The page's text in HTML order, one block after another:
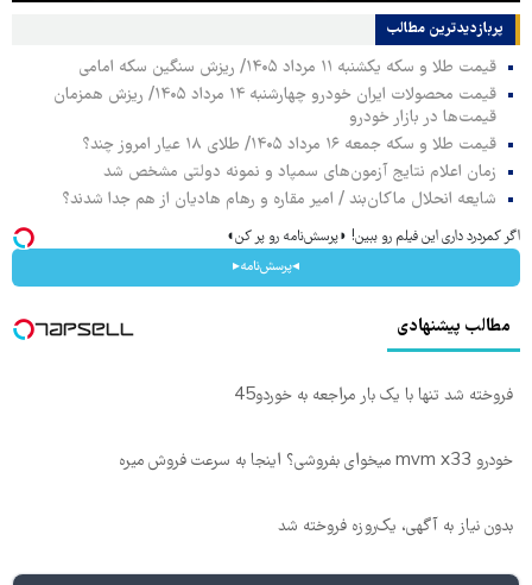
پربازدیدترین‌ مطالب
قیمت طلا و سکه یکشنبه ۱۱ مرداد ۱۴۰۵/ ریزش سنگین سکه امامی
قیمت محصولات ایران خودرو چهارشنبه ۱۴ مرداد ۱۴۰۵/ ریزش همزمان
قیمت‌ها در بازار خودرو
قیمت طلا و سکه جمعه ۱۶ مرداد ۱۴۰۵/ طلای ۱۸ عیار امروز چند؟
زمان اعلام نتایج آزمون‌های سمپاد و نمونه دولتی مشخص شد
شایعه انحلال ماکان‌بند / امیر مقاره و رهام هادیان از هم جدا شدند؟
اگر کمردرد داری این فیلم رو ببین! ◗پرسش‌نامه رو پر کن◖
◂پرسش‌نامه▸
مطالب پیشنهادی
فروخته شد تنها با یک بار مراجعه به خوردو45
خودرو mvm x33 میخوای بفروشی؟ اینجا به سرعت فروش میره
بدون نیاز به آگهی، یک‌روزه فروخته شد